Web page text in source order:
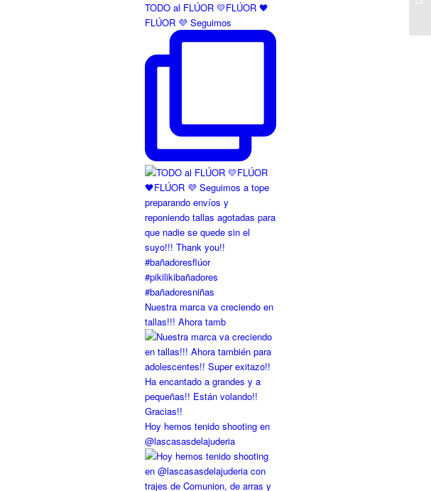
TODO al FLÚOR 💛FLÚOR 🖤
FLÚOR 💜 Seguimos
Nuestra marca va creciendo en
tallas!!! Ahora tamb
Hoy hemos tenido shooting en
@lascasasdelajuderia